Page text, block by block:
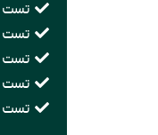
تست
تست
تست
تست
تست